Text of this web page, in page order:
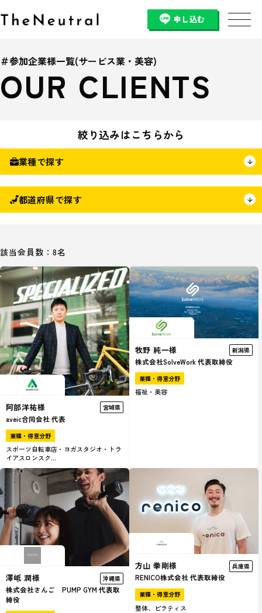
申し込む
＃参加企業様一覧(サービス業・美容)
OUR CLIENTS
絞り込みはこちらから
業種で探す
都道府県で探す
該当会員数：8名
阿部洋祐様
aveic合同会社 代表
宮城県
業種・得意分野
スポーツ自転車店・ヨガスタジオ・トラ
イアスロンスク...
牧野 純一様
株式会社SolveWork 代表取締役
新潟県
業種・得意分野
福祉・美容
澤岻 潤様
株式会社さんご PUMP GYM 代表取
締役
沖縄県
方山 拳剛様
RENICO株式会社 代表取締役
兵庫県
業種・得意分野
整体、ピラティス